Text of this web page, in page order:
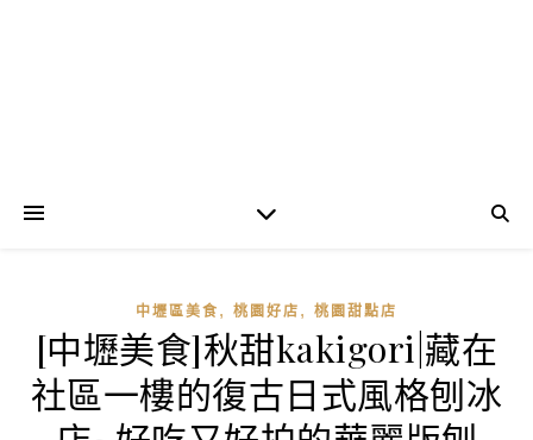
中壢區美食 , 桃園好店 , 桃園甜點店
[中壢美食]秋甜kakigori|藏在
社區一樓的復古日式風格刨冰